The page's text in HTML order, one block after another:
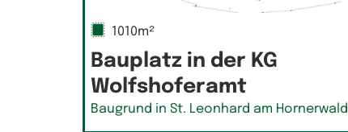
1010m²
Bauplatz in der KG
Wolfshoferamt
Baugrund in St. Leonhard am Hornerwald